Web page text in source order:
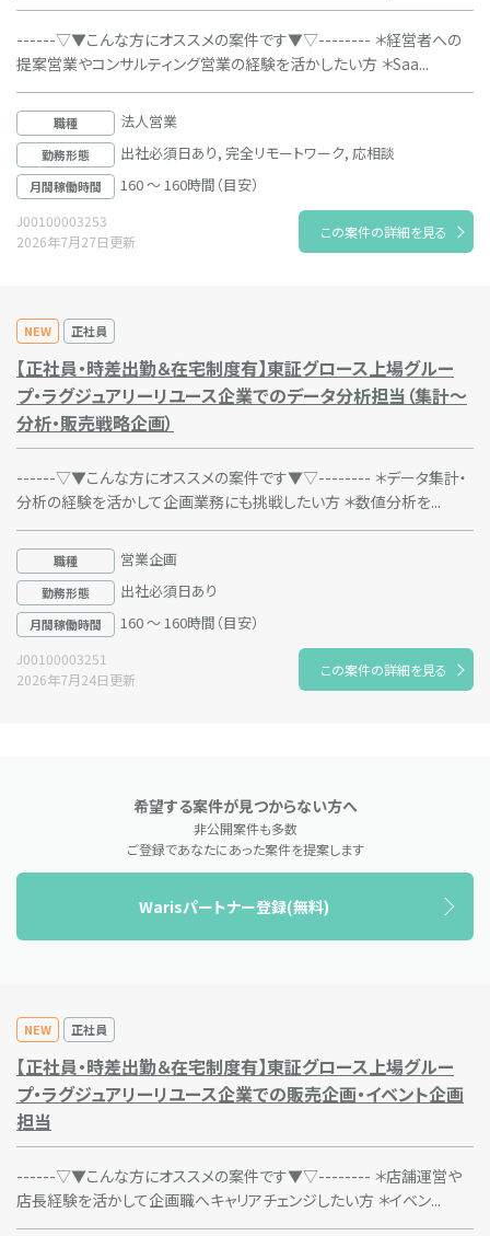
------▽▼こんな方にオススメの案件です▼▽-------- ＊経営者への
提案営業やコンサルティング営業の経験を活かしたい方 ＊Saa...
職種 法人営業
勤務形態 出社必須日あり, 完全リモートワーク, 応相談
月間稼働時間 160 ～ 160時間（目安）
J00100003253
2026年7月27日更新
この案件の詳細を見る
NEW 正社員
【正社員・時差出勤＆在宅制度有】東証グロース上場グルー
プ・ラグジュアリーリユース企業でのデータ分析担当（集計～
分析・販売戦略企画）
------▽▼こんな方にオススメの案件です▼▽-------- ＊データ集計・
分析の経験を活かして企画業務にも挑戦したい方 ＊数値分析を...
職種 営業企画
勤務形態 出社必須日あり
月間稼働時間 160 ～ 160時間（目安）
J00100003251
2026年7月24日更新
この案件の詳細を見る
希望する案件が見つからない方へ
非公開案件も多数
ご登録であなたにあった案件を提案します
Warisパートナー登録(無料)
NEW 正社員
【正社員・時差出勤＆在宅制度有】東証グロース上場グルー
プ・ラグジュアリーリユース企業での販売企画・イベント企画
担当
------▽▼こんな方にオススメの案件です▼▽-------- ＊店舗運営や
店長経験を活かして企画職へキャリアチェンジしたい方 ＊イベン...